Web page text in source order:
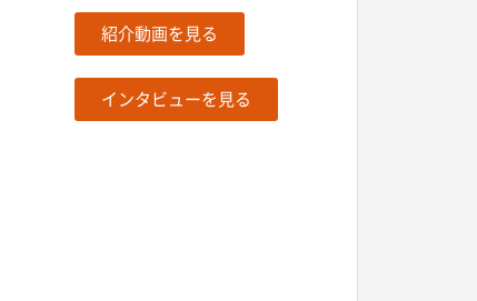
紹介動画を見る
インタビューを見る